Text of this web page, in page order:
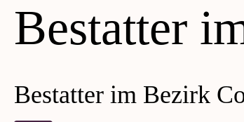
Bestatter
Bestatter im Bezirk